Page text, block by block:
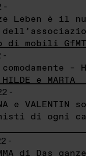
-
Leben è il
di mobili
-
–
e MARTA
-
e VALENTIN
di ogni
-
di Das